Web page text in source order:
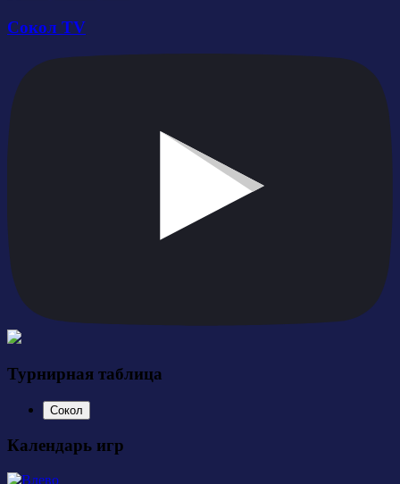
Сокол TV
Турнирная таблица
Сокол
Календарь игр